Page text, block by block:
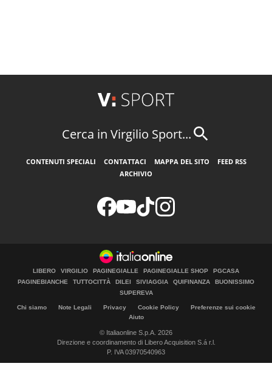
Cerca in Virgilio Sport...
CONTENUTI SPECIALI CONTATTACI MAPPA DEL SITO
FEED RSS
ARCHIVIO
LIBERO VIRGILIO PAGINEGIALLE PAGINEGIALLE SHOP
PGCASA
PAGINEBIANCHE
TUTTOCITTÀ DILEI SIVIAGGIA QUIFINANZA
BUONISSIMO
SUPEREVA
Chi siamo Note Legali Privacy Cookie Policy
Preferenze sui cookie
Aiuto
© Italiaonline S.p.A. 2026
Direzione e coordinamento di Libero Acquisition S.á r.l.
P. IVA 03970540963